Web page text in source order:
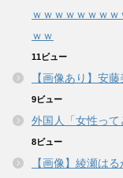
ｗｗｗｗｗｗｗ
ｗｗ
11ビュー
【画像あり】安
9ビュー
外国人「女性って
8ビュー
【画像】綾瀬は